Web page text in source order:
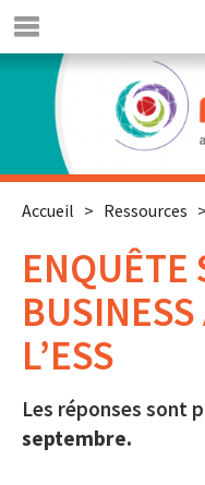
Accueil > Ressources >
ENQUÊTE
L’ESS
Les réponses sont
septembre.